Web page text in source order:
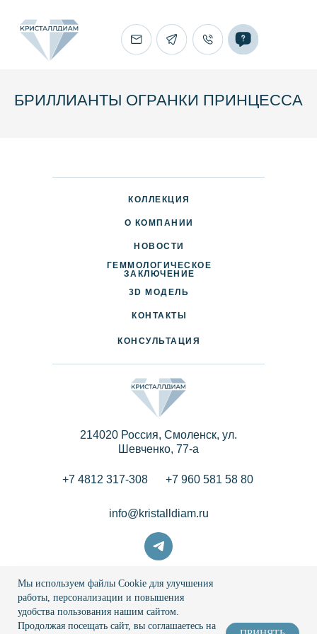
БРИЛЛИАНТЫ ОГРАНКИ ПРИНЦЕССА
info@kristalldiam.ru
214020 Россия, Смоленск, ул.
Шевченко, 77-a
+7 4812 317-308 +7 960 581 58 80
КОНТАКТЫ
КОЛЛЕКЦИЯ
НОВОСТИ
О КОМПАНИИ
ДОСТАВКА И ОПЛАТА
ПАРТНЕРАМ
3D МОДЕЛЬ
КОНСУЛЬТАЦИЯ
ГЕММОЛОГИЧЕСКОЕ
ЗАКЛЮЧЕНИЕ
Политика конфиденциальности
© 2026 Кристаллдиам
Мы используем файлы Cookie для улучшения
работы, персонализации и повышения
удобства пользования нашим сайтом.
Продолжая посещать сайт, вы соглашаетесь на